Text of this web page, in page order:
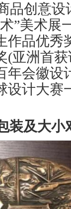
品创意
”美术展
作品优秀
(亚洲首
年会徽设
设计大赛
装及大小